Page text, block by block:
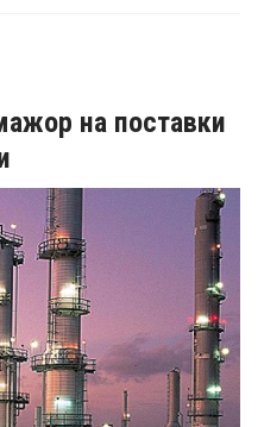
на поставки